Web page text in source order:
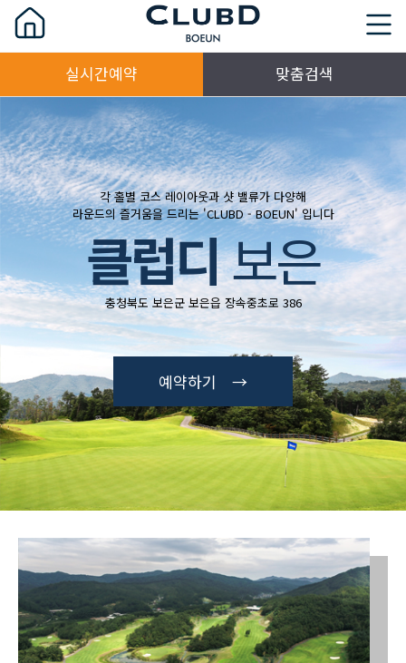
실시간예약 맞춤검색
각 홀별 코스 레이아웃과 샷 밸류가 다양해
라운드의 즐거움을 드리는 'CLUBD - BOEUN' 입니다
클럽디보은
충청북도 보은군 보은읍 장속중초로 386
예약하기 →